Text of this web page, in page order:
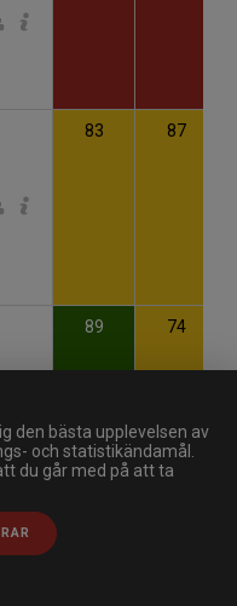
den bästa upplevelsen av
och statistikändamål.
du går med på att ta
83 87
89 74